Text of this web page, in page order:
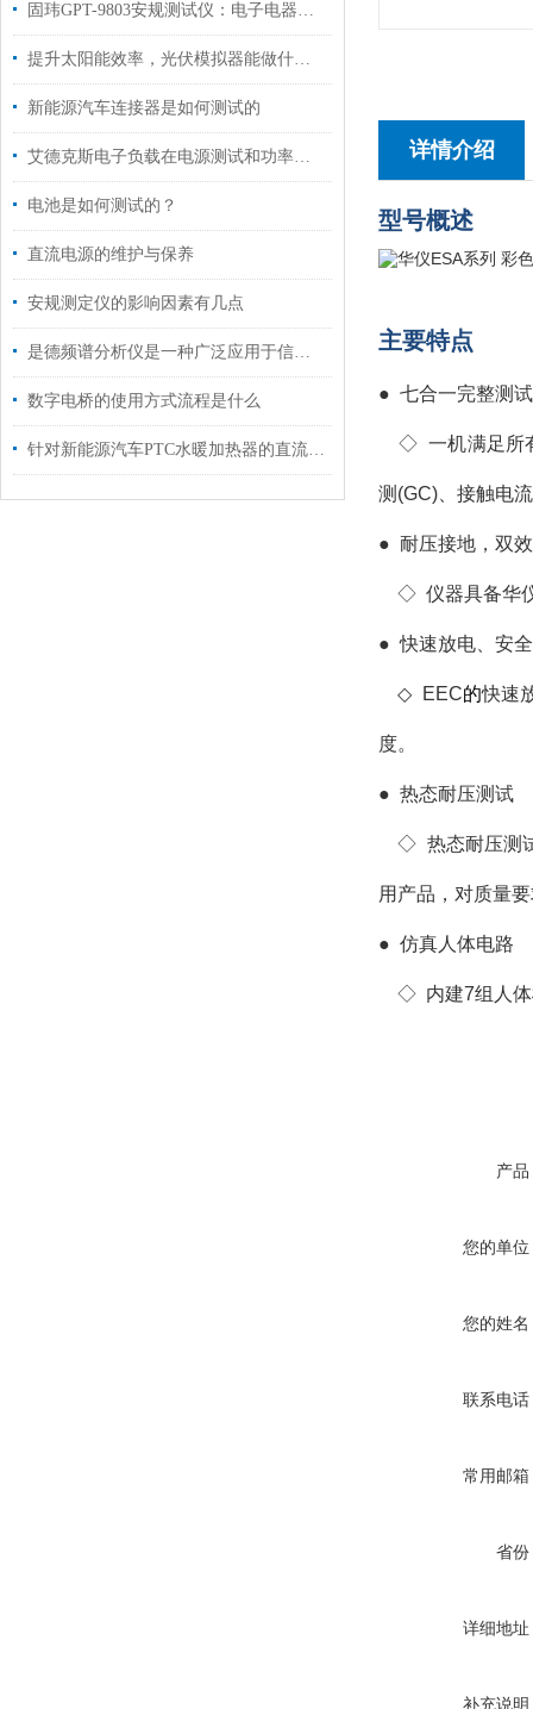
固玮GPT-9803安规测试仪：电子电器产品安全测试的得力助手
提升太阳能效率，光伏模拟器能做什么？
新能源汽车连接器是如何测试的
艾德克斯电子负载在电源测试和功率调节方面发挥着重要作用
电池是如何测试的？
直流电源的维护与保养
安规测定仪的影响因素有几点
是德频谱分析仪是一种广泛应用于信号处理和通信领域的仪器
数字电桥的使用方式流程是什么
针对新能源汽车PTC水暖加热器的直流测试方案
详情介绍
型号概述
主要特点
● 七合一完整测试
◇ 一机满足所有
测(GC)、接触电
● 耐压接地，双
◇ 仪器具备华
●快速放电、安
◇ EEC的快速
度。
● 热态耐压测试
◇ 热态耐压测
用产品，对质量
● 仿真人体电路
◇ 内建7组人
产品
您的单位
您的姓名
联系电话
常用邮箱
省份
详细地址
补充说明